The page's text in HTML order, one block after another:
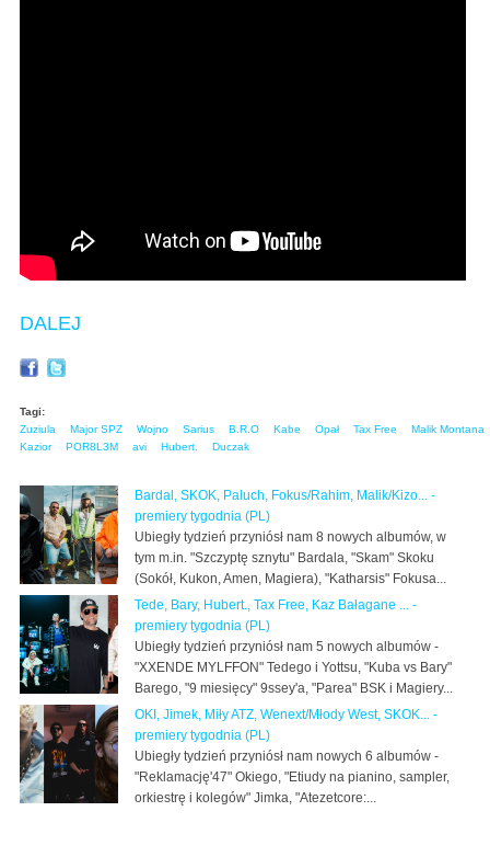
DALEJ
Tagi:
Zuziula
Major SPZ Wojno Sarius B.R.O Kabe Opał Tax Free
Malik Montana
Kazior
POR8L3M avi Hubert. Duczak
Bardal, SKOK, Paluch, Fokus/Rahim, Malik/Kizo... -
premiery tygodnia (PL)
Ubiegły tydzień przyniósł nam 8 nowych albumów, w
tym m.in. "Szczyptę sznytu" Bardala, "Skam" Skoku
(Sokół, Kukon, Amen, Magiera), "Katharsis" Fokusa...
Tede, Bary, Hubert., Tax Free, Kaz Bałagane ... -
premiery tygodnia (PL)
Ubiegły tydzień przyniósł nam 5 nowych albumów -
"XXENDE MYLFFON" Tedego i Yottsu, "Kuba vs Bary"
Barego, "9 miesięcy" 9ssey'a, "Parea" BSK i Magiery...
OKI, Jimek, Miły ATZ, Wenext/Młody West, SKOK... -
premiery tygodnia (PL)
Ubiegły tydzień przyniósł nam nowych 6 albumów -
"Reklamację'47" Okiego, "Etiudy na pianino, sampler,
orkiestrę i kolegów" Jimka, "Atezetcore:...